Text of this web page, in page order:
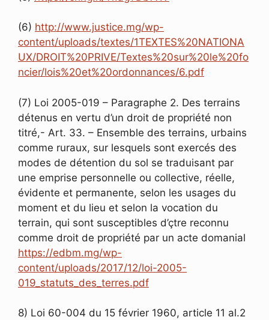
(6) http://www.justice.mg/wp-
content/uploads/textes/1TEXTES%20NATIONA
UX/DROIT%20PRIVE/Textes%20sur%20le%20fo
ncier/lois%20et%20ordonnances/6.pdf
(7) Loi 2005-019 – Paragraphe 2. Des terrains
détenus en vertu d’un droit de propriété non
titré,- Art. 33. – Ensemble des terrains, urbains
comme ruraux, sur lesquels sont exercés des
modes de détention du sol se traduisant par
une emprise personnelle ou collective, réelle,
évidente et permanente, selon les usages du
moment et du lieu et selon la vocation du
terrain, qui sont susceptibles d’çtre reconnu
comme droit de propriété par un acte domanial
https://edbm.mg/wp-
content/uploads/2017/12/loi-2005-
019_statuts_des_terres.pdf
8) Loi 60-004 du 15 février 1960, article 11 al.2